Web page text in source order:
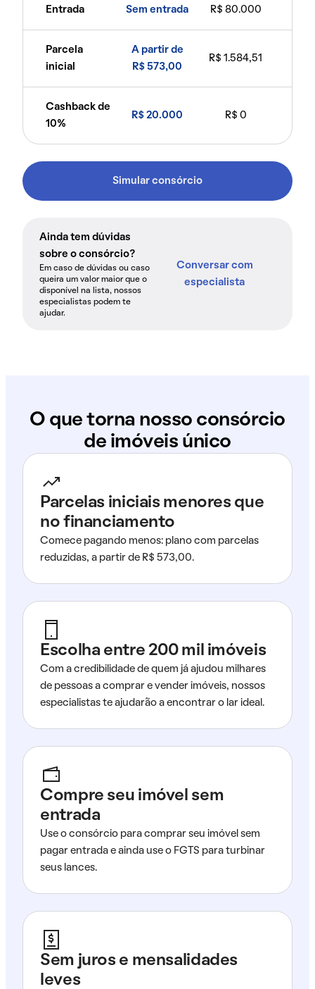
Entrada Sem entrada R$ 80.000
Parcela
inicial
A partir de
R$ 573,00
R$ 1.584,51
Cashback de
10%
R$ 20.000 R$ 0
Simular consórcio
Ainda tem dúvidas
sobre o consórcio?
Em caso de dúvidas ou caso
queira um valor maior que o
disponível na lista, nossos
especialistas podem te
ajudar.
Conversar com
especialista
O que torna nosso consórcio
de imóveis único
Parcelas iniciais menores que
no financiamento
Comece pagando menos: plano com parcelas
reduzidas, a partir de R$ 573,00.
Escolha entre 200 mil imóveis
Com a credibilidade de quem já ajudou milhares
de pessoas a comprar e vender imóveis, nossos
especialistas te ajudarão a encontrar o lar ideal.
Compre seu imóvel sem
entrada
Use o consórcio para comprar seu imóvel sem
pagar entrada e ainda use o FGTS para turbinar
seus lances.
Sem juros e mensalidades
leves